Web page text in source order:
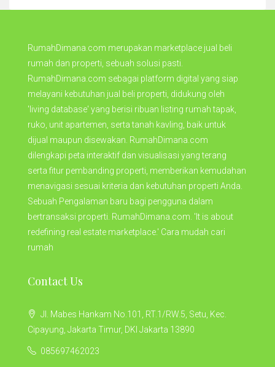
RumahDimana.com merupakan marketplace jual beli
rumah dan properti, sebuah solusi pasti.
RumahDimana.com sebagai platform digital yang siap
melayani kebutuhan jual beli properti, didukung oleh
'living database' yang berisi ribuan listing rumah tapak,
ruko, unit apartemen, serta tanah kavling, baik untuk
dijual maupun disewakan. RumahDimana.com
dilengkapi peta interaktif dan visualisasi yang terang
serta fitur pembanding properti, memberikan kemudahan
menavigasi sesuai kriteria dan kebutuhan properti Anda.
Sebuah Pengalaman baru bagi pengguna dalam
bertransaksi properti. RumahDimana.com. 'It is about
redefining real estate marketplace.' Cara mudah cari
rumah
Contact Us
Jl. Mabes Hankam No.101, RT.1/RW.5, Setu, Kec.
Cipayung, Jakarta Timur, DKI Jakarta 13890
085697462023